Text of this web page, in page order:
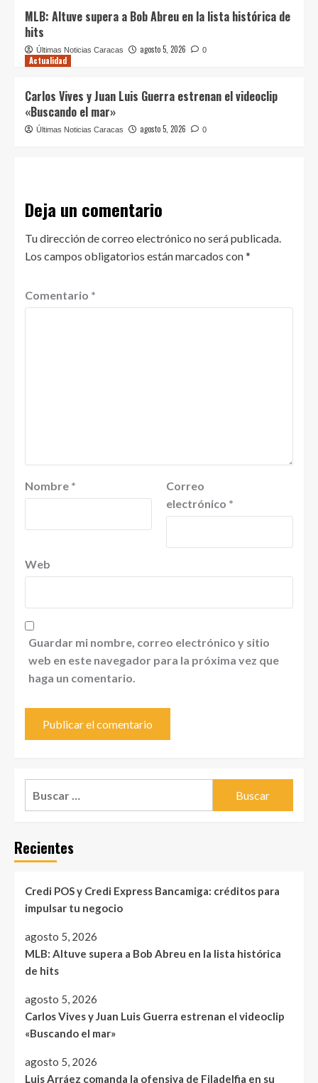
MLB: Altuve supera a Bob Abreu en la lista histórica de
hits
Últimas Noticias Caracas agosto 5, 2026 0
Actualidad
Carlos Vives y Juan Luis Guerra estrenan el videoclip
«Buscando el mar»
Últimas Noticias Caracas agosto 5, 2026 0
Deja un comentario
Tu dirección de correo electrónico no será publicada.
Los campos obligatorios están marcados con*
Comentario *
Nombre *
Correo
electrónico *
Web
Guardar mi nombre, correo electrónico y sitio
web en este navegador para la próxima vez que
haga un comentario.
Recientes
Credi POS y Credi Express Bancamiga: créditos para
impulsar tu negocio
agosto 5, 2026
MLB: Altuve supera a Bob Abreu en la lista histórica
de hits
agosto 5, 2026
Carlos Vives y Juan Luis Guerra estrenan el videoclip
«Buscando el mar»
agosto 5, 2026
Luis Arráez comanda la ofensiva de Filadelfia en su